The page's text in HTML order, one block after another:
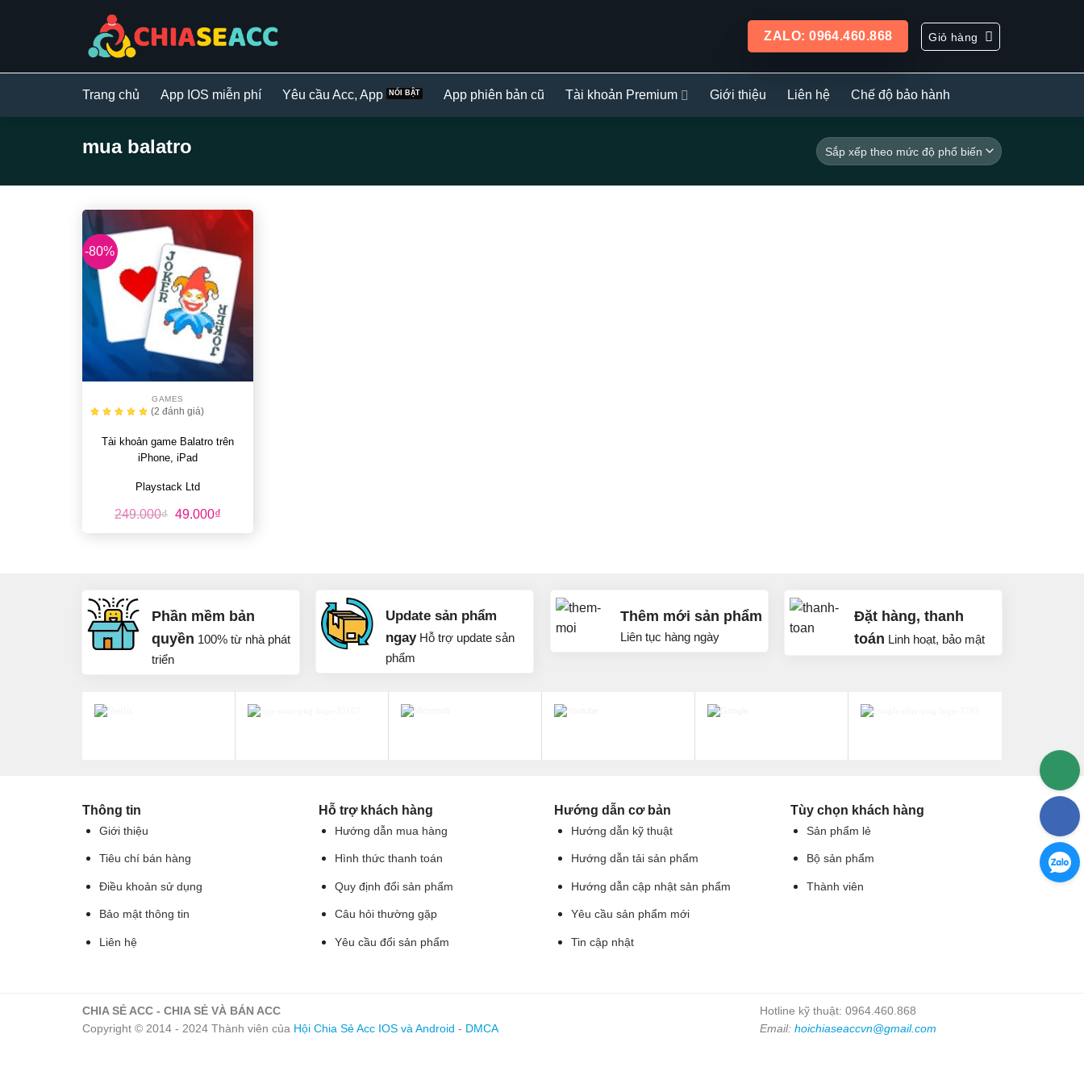
dung
ZALO: 0964.460.868 Giỏ hàng
Trang chủ App IOS miễn phí Yêu cầu Acc, App App phiên bản cũ Tài khoản Premium Giới thiệu Liên hệ Chế độ bảo hành
mua balatro
-80%
GAMES
(2 đánh giá)
Tài khoản game Balatro trên
iPhone, iPad
Playstack Ltd
249.000₫ Giá
là:
49.000₫Giá
tại
Phần mềm bản
quyền 100% từ nhà phát
triển
Update sản phẩm
ngayHỗ trợ update sản
phẩm
Thêm mới sản phẩm
Liên tục hàng ngày
Đặt hàng, thanh
toán Linh hoạt, bảo mật
Thông tin
Giới thiệu
Tiêu chí bán hàng
Điều khoản sử dụng
Bảo mật thông tin
Liên hệ
Hỗ trợ khách hàng
Hướng dẫn mua hàng
Hình thức thanh toán
Quy định đổi sản phẩm
Câu hỏi thường gặp
Yêu cầu đổi sản phẩm
Hướng dẫn cơ bản
Hướng dẫn kỹ thuật
Hướng dẫn tải sản phẩm
Hướng dẫn cập nhật sản phẩm
Yêu cầu sản phẩm mới
Tin cập nhật
Tùy chọn khách hàng
Sản phẩm lẻ
Bộ sản phẩm
Thành viên
Hotline kỹ thuật: 0964.460.868
Email: hoichiaseaccvn@gmail.com
CHIA SẺ ACC - CHIA SẺ VÀ BÁN ACC
Copyright © 2014 - 2024 Thành viên của Hội Chia Sẻ Acc IOS và Android - DMCA